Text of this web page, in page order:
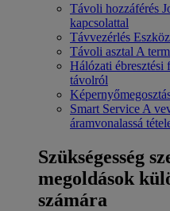
Távoli hozzáférés
kapcsolattal
Távvezérlés
Távoli asztal A
Hálózati ébresztési
távolról
Smart Service A
áramvonalassá
Szükségesség
megoldások
számára